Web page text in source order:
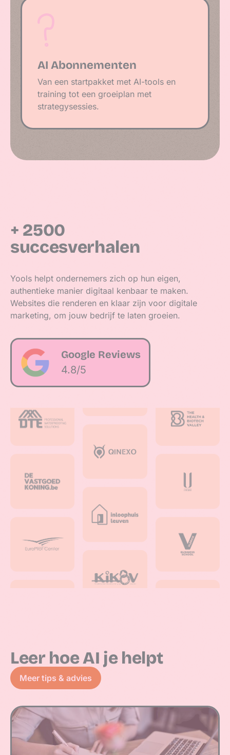
AI Abonnementen
Van een startpakket met AI-tools en
training tot een groeiplan met
strategysessies.
+ 2500
succes­verhalen
Yools helpt ondernemers zich op hun eigen,
authentieke manier digitaal kenbaar te maken.
Websites die renderen en klaar zijn voor digitale
marketing, om jouw bedrijf te laten groeien.
Google Reviews
4.8/5
Leer hoe AI je helpt
Meer tips & advies